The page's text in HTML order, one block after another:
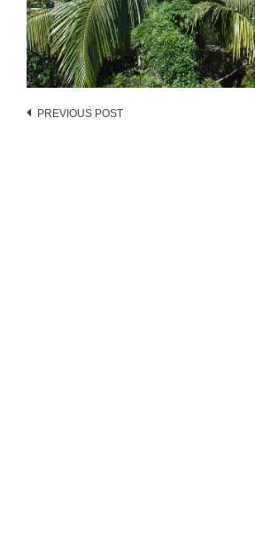
Post
PREVIOUS POST